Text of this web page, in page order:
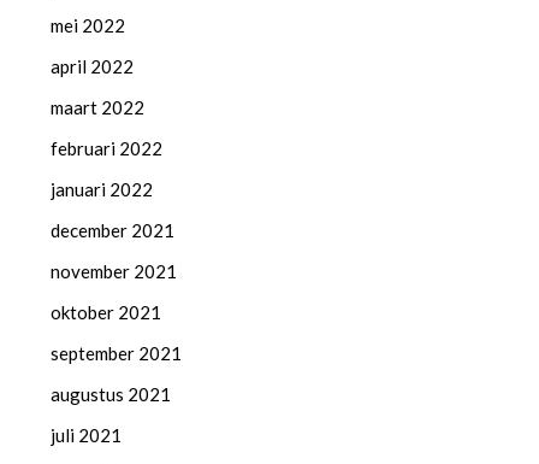
mei 2022
april 2022
maart 2022
februari 2022
januari 2022
december 2021
november 2021
oktober 2021
september 2021
augustus 2021
juli 2021